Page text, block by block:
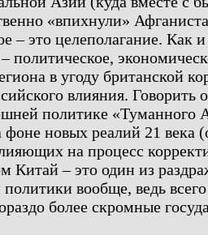
«впихнули»
– это целеполагание. Как
политическое,
в угоду британской
влияния. Говорить
политике «Туманного
новых реалий 21 века
на процесс
Китай – это один из
вообще, ведь
более скромные